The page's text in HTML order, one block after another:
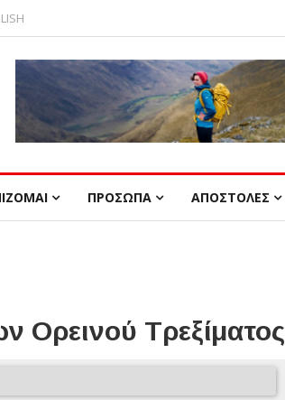
ΠΡΟΣΩΠΑ ΑΠΟΣΤΟΛΕΣ
Ορεινού Τρεξίματος